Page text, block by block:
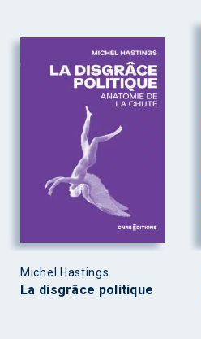
Michel Hastings
La disgrâce politique